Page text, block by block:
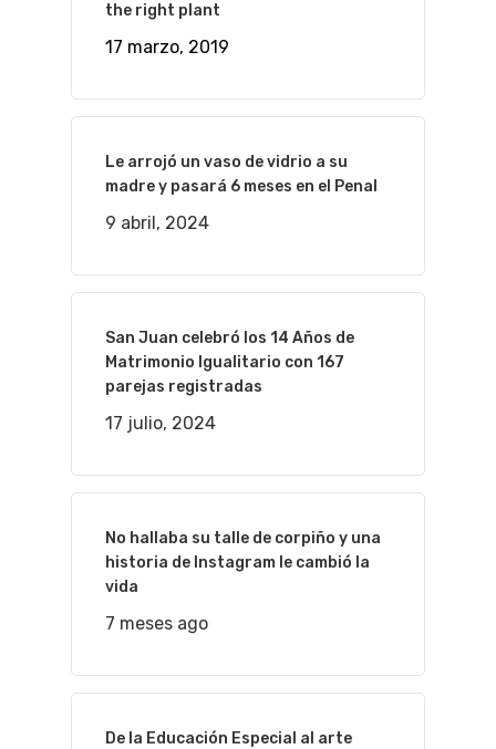
the right plant
17 marzo, 2019
Le arrojó un vaso de vidrio a su
madre y pasará 6 meses en el Penal
9 abril, 2024
San Juan celebró los 14 Años de
Matrimonio Igualitario con 167
parejas registradas
17 julio, 2024
No hallaba su talle de corpiño y una
historia de Instagram le cambió la
vida
7 meses ago
De la Educación Especial al arte